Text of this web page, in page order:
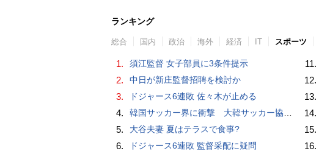
ランキング
総合 国内 政治 海外 経済 IT スポーツ
1. 須江監督 女子部員に3条件提示
2. 中日が新庄監督招聘を検討か
3. ドジャース6連敗 佐々木が止める
4. 韓国サッカー界に衝撃 大韓サッカー協会に外国人審判への“性的接待”疑惑 韓国メディアが報道
5. 大谷夫妻 夏はテラスで食事?
6. ドジャース6連敗 監督采配に疑問
11.
12.
13.
14.
15.
16.